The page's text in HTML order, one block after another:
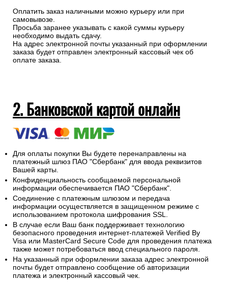
Оплатить заказ наличными можно курьеру или при
самовывозе.
Просьба заранее указывать с какой суммы курьеру
необходимо выдать сдачу.
На адрес электронной почты указанный при оформлении
заказа будет отправлен электронный кассовый чек об
оплате заказа.
2. Банковской картой онлайн
Для оплаты покупки Вы будете перенаправлены на
платежный шлюз ПАО "Сбербанк" для ввода реквизитов
Вашей карты.
Конфиденциальность сообщаемой персональной
информации обеспечивается ПАО "Сбербанк".
Соединение с платежным шлюзом и передача
информации осуществляется в защищенном режиме с
использованием протокола шифрования SSL.
В случае если Ваш банк поддерживает технологию
безопасного проведения интернет-платежей Verified By
Visa или MasterCard Secure Code для проведения платежа
также может потребоваться ввод специального пароля.
На указанный при оформлении заказа адрес электронной
почты будет отправлено сообщение об авторизации
платежа и электронный кассовый чек.